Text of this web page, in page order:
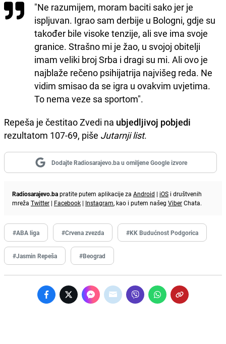
"Ne razumijem, moram baciti sako jer je
ispljuvan. Igrao sam derbije u Bologni, gdje su
također bile visoke tenzije, ali sve ima svoje
granice. Strašno mi je žao, u svojoj obitelji
imam veliki broj Srba i dragi su mi. Ali ovo je
najblaže rečeno psihijatrija najvišeg reda. Ne
vidim smisao da se igra u ovakvim uvjetima.
To nema veze sa sportom".
Repeša je čestitao Zvedi na ubjedljivoj pobjedi
rezultatom 107-69, piše Jutarnji list.
Dodajte Radiosarajevo.ba u omiljene Google izvore
Radiosarajevo.bapratite putem aplikacije za Android | iOS i društvenih
mreža Twitter | Facebook | Instagram, kao i putem našeg ViberChata.
#ABA liga #Crvena zvezda #KK Budućnost Podgorica
#Jasmin Repeša #Beograd